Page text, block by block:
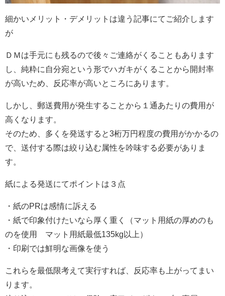
細かいメリット・デメリットは違う記事にてご紹介します
が
ＤＭは手元にも残るので後々ご連絡がくることもあります
し、純粋に自分宛という形でハガキがくることから開封率
が高いため、反応率が高いところにあります。
しかし、郵送費用が発生することから１通あたりの費用が
高くなります。
そのため、多くを発送すると3桁万円程度の費用がかかるの
で、送付する際は絞り込む属性を吟味する必要がありま
す。
紙による発送にてポイントは３点
・紙のPRは感情に訴える
・紙で印象付けたいなら厚く重く（マット用紙の厚めのも
のを使用 マット用紙最低135kg以上）
・印刷では鮮明な画像を使う
これらを最低限考えて実行すれば、反応率も上がってまい
ります。